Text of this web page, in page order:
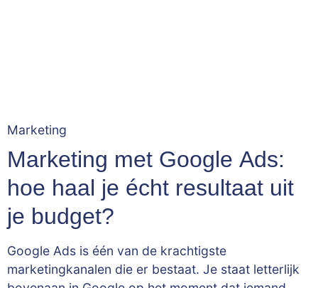
Marketing
Marketing met Google Ads:
hoe haal je écht resultaat uit
je budget?
Google Ads is één van de krachtigste
marketingkanalen die er bestaat. Je staat letterlijk